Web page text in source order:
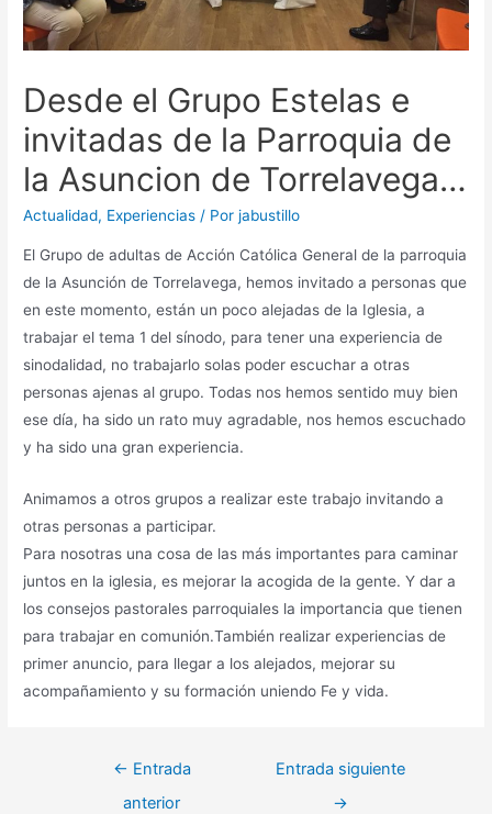
Desde el Grupo Estelas e
invitadas de la Parroquia de
la Asuncion de Torrelavega…
Actualidad, Experiencias / Porjabustillo
El Grupo de adultas de Acción Católica General de la parroquia
de la Asunción de Torrelavega, hemos invitado a personas que
en este momento, están un poco alejadas de la Iglesia, a
trabajar el tema 1 del sínodo, para tener una experiencia de
sinodalidad, no trabajarlo solas poder escuchar a otras
personas ajenas al grupo. Todas nos hemos sentido muy bien
ese día, ha sido un rato muy agradable, nos hemos escuchado
y ha sido una gran experiencia.
Animamos a otros grupos a realizar este trabajo invitando a
otras personas a participar.
Para nosotras una cosa de las más importantes para caminar
juntos en la iglesia, es mejorar la acogida de la gente. Y dar a
los consejos pastorales parroquiales la importancia que tienen
para trabajar en comunión.También realizar experiencias de
primer anuncio, para llegar a los alejados, mejorar su
acompañamiento y su formación uniendo Fe y vida.
Navegación
← Entrada
anterior
Entrada siguiente
→